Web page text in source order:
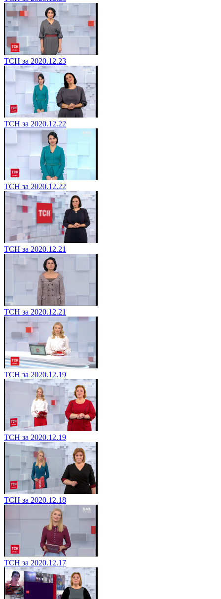
ТСН за 2020.12.23
ТСН за 2020.12.22
ТСН за 2020.12.22
ТСН за 2020.12.21
ТСН за 2020.12.21
ТСН за 2020.12.19
ТСН за 2020.12.19
ТСН за 2020.12.18
ТСН за 2020.12.17